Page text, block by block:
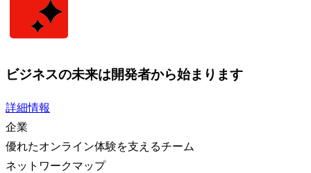
ビジネスの未来は開発者から始まります
詳細情報
企業
優れたオンライン体験を支えるチーム
ネットワークマップ